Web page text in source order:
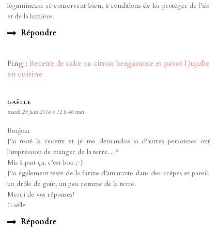
légumineuse se conservent bien, à conditions de les protéger de l’air
et de la lumière.
Répondre
Ping : Recette de cake au citron bergamote et pavot | Jujube
en cuisine
GAËLLE
mardi 28 juin 2016 à 12 h 40 min
Bonjour
J’ai testé la recette et je me demandais si d’autres personnes ont
l’impression de manger de la terre…?
Mis à part ça, c’est bon ;-)
J’ai également testé de la farine d’amarante dans des crêpes et pareil,
un drôle de goût, un peu comme de la terre.
Merci de vos réponses!
Gaëlle
Répondre